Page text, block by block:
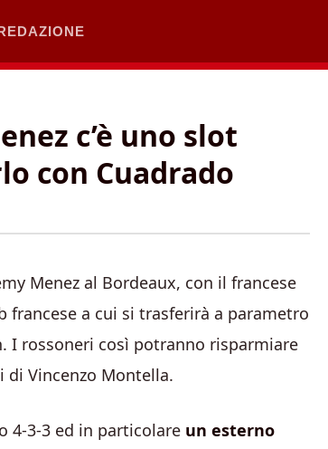
c’è uno slot
con Cuadrado
Menez al Bordeaux, con il francese
francese a cui si trasferirà a parametro
I rossoneri così potranno risparmiare
di Vincenzo Montella.
4-3-3 ed in particolare un esterno